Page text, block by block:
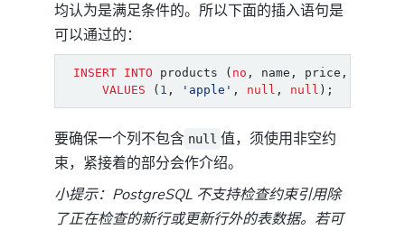
均认为是满足条件的。所以下面的插入语句是
可以通过的：
INSERT INTO products ( no , name , price ,
VALUES
( 1 , 'apple' , null , null );
要确保一个列不包含 null 值，须使用非空约
束，紧接着的部分会作介绍。
小提示：PostgreSQL 不支持检查约束引用除
了正在检查的新行或更新行外的表数据。若可